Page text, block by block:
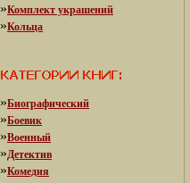
»Комплект украшений
»Кольца
»Биографический
»Боевик
»Военный
»Детектив
»Комедия